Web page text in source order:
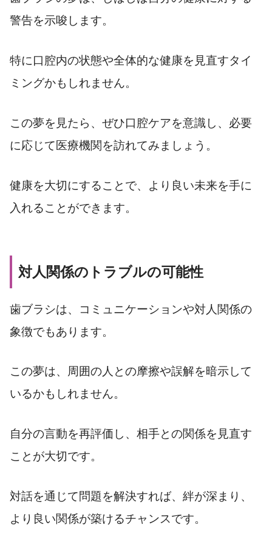
警告を示唆します。
特に口腔内の状態や全体的な健康を見直すタイ
ミングかもしれません。
この夢を見たら、ぜひ口腔ケアを意識し、必要
に応じて医療機関を訪れてみましょう。
健康を大切にすることで、より良い未来を手に
入れることができます。
対人関係のトラブルの可能性
歯ブラシは、コミュニケーションや対人関係の
象徴でもあります。
この夢は、周囲の人との摩擦や誤解を暗示して
いるかもしれません。
自分の言動を再評価し、相手との関係を見直す
ことが大切です。
対話を通じて問題を解決すれば、絆が深まり、
より良い関係が築けるチャンスです。